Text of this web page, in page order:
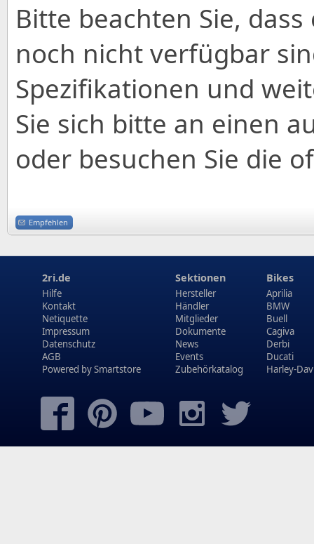
Bitte beachten Sie,
noch nicht verfügbar
Spezifikationen und
Sie sich bitte an einen
oder besuchen Sie die
Empfehlen
2ri.de
Hilfe
Kontakt
Netiquette
Impressum
Datenschutz
AGB
Powered bySmartstore
Sektionen
Hersteller
Händler
Mitglieder
Dokumente
News
Events
Zubehörkatalog
Bikes
Aprilia
BMW
Buell
Cagiva
Derbi
Ducati
Harley-